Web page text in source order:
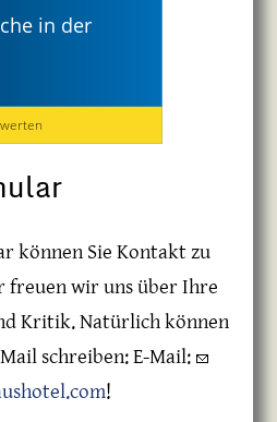
in der
können Sie Kontakt zu
freuen wir uns über Ihre
Kritik. Natürlich können
schreiben:E-Mail:
!